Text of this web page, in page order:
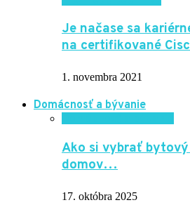
Je načase sa
na certifikované
1. novembra 2021
Domácnosť a bývanie
Ako si vybrať
domov…
17. októbra 2025